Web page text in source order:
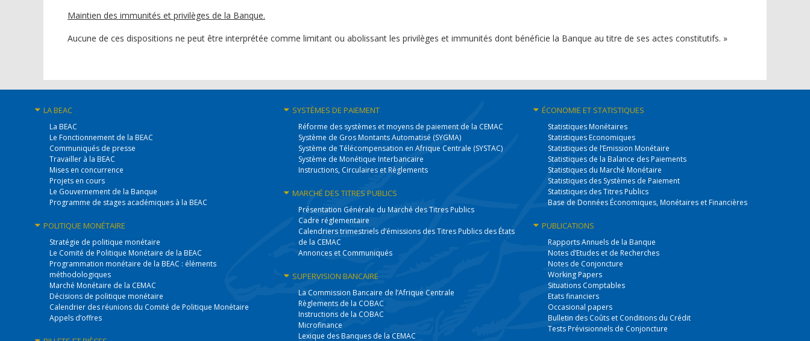
Maintien des immunités et privilèges de la Banque.
Aucune de ces dispositions ne peut être interprétée comme limitant ou abolissant les privilèges et immunités dont bénéficie la Banque au titre de ses actes constitutifs. »
LA BEAC
La BEAC
Le Fonctionnement de la BEAC
Communiqués de presse
Travailler à la BEAC
Mises en concurrence
Projets en cours
Le Gouvernement de la Banque
Programme de stages académiques à la BEAC
POLITIQUE MONÉTAIRE
Stratégie de politique monétaire
Le Comité de Politique Monétaire de la BEAC
Programmation monétaire de la BEAC : éléments
méthodologiques
Marché Monétaire de la CEMAC
Décisions de politique monétaire
Calendrier des réunions du Comité de Politique Monétaire
Appels d’offres
SYSTÈMESDE PAIEMENT
Réforme des systèmes et moyens de paiement de la CEMAC
Système de Gros Montants Automatisé (SYGMA)
Système de Télécompensation en Afrique Centrale (SYSTAC)
Système de Monétique Interbancaire
Instructions, Circulaires et Règlements
MARCHÉ DESTITRES PUBLICS
Présentation Générale du Marché des Titres Publics
Cadre réglementaire
Calendriers trimestriels d’émissions des Titres Publics des États
de la CEMAC
Annonces et Communiqués
SUPERVISIONBANCAIRE
La Commission Bancaire de l’Afrique Centrale
Règlements de la COBAC
Instructions de la COBAC
Microfinance
Lexique des Banques de la CEMAC
ÉCONOMIE ET STATISTIQUES
Statistiques Monétaires
Statistiques Economiques
Statistiques de l’Emission Monétaire
Statistiques de la Balance des Paiements
Statistiques du Marché Monétaire
Statistiques des Systèmes de Paiement
Statistiques des Titres Publics
Base de Données Économiques, Monétaires et Financières
PUBLICATIONS
Rapports Annuels de la Banque
Notes d’Etudes et de Recherches
Notes de Conjoncture
Working Papers
Situations Comptables
Etats financiers
Occasional papers
Bulletin des Coûts et Conditions du Crédit
Tests Prévisionnels de Conjoncture